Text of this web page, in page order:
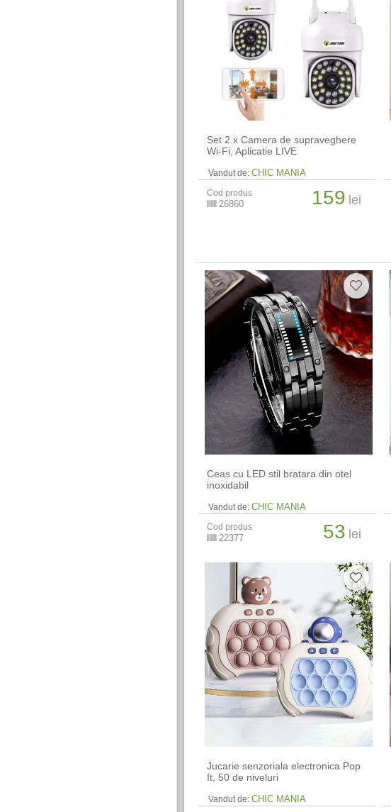
Set 2 x Camera de supraveghere
Wi-Fi, Aplicatie LIVE
Vandut de: CHIC MANIA
Cod produs
26860 159 lei
Ceas cu LED stil bratara din otel
inoxidabil
Vandut de: CHIC MANIA
Cod produs
22377 53 lei
Jucarie senzoriala electronica Pop
It, 50 de niveluri
Vandut de: CHIC MANIA